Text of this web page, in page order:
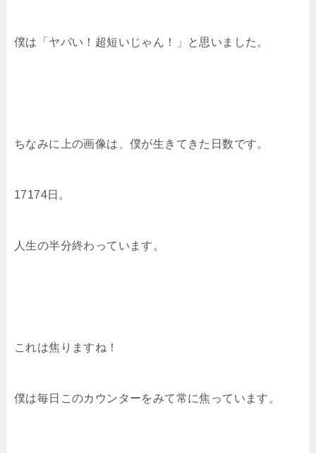
僕は「ヤバい！超短いじゃん！」と思いました。
ちなみに上の画像は、僕が生きてきた日数です。
17174日。
人生の半分終わっています。
これは焦りますね！
僕は毎日このカウンターをみて常に焦っています。